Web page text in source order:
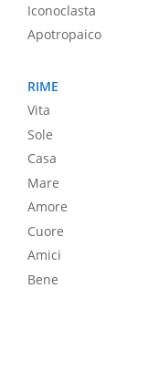
Iconoclasta
Apotropaico
RIME
Vita
Sole
Casa
Mare
Amore
Cuore
Amici
Bene